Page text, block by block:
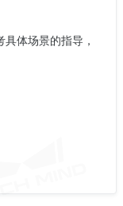
体场景的指导，